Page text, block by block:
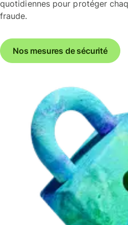
quotidiennes pour protéger
fraude.
Nos mesures de sécurité